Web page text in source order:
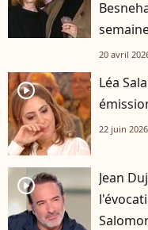
20 avril
player2
Léa
22 juin 2026
player2
Jean